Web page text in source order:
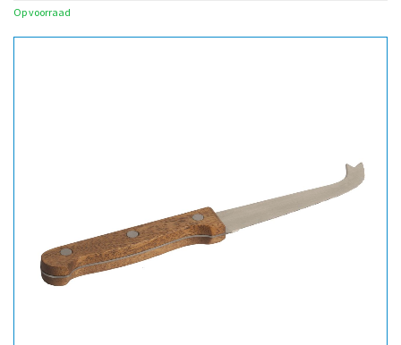
Op voorraad